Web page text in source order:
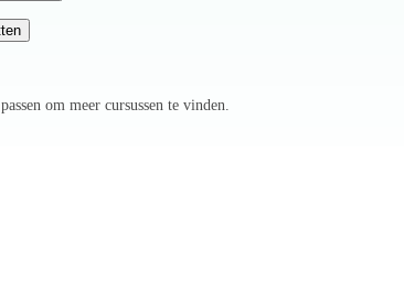
om meer cursussen te vinden.